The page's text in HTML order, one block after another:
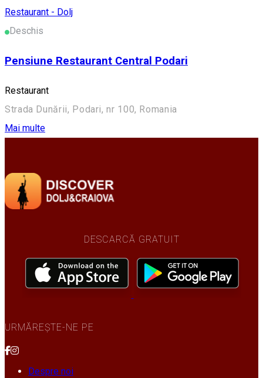
Restaurant - Dolj
Deschis
Pensiune Restaurant Central Podari
Restaurant
Strada Dunării, Podari, nr 100, Romania
Mai multe
DESCARCĂ GRATUIT
URMĂREȘTE-NE PE
Despre noi